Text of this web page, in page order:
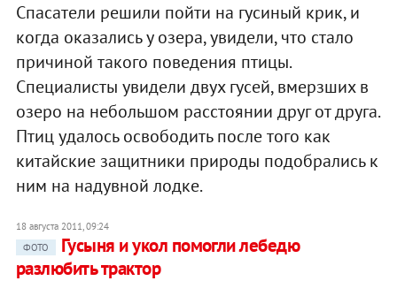
Спасатели решили пойти на гусиный крик, и
когда оказались у озера, увидели, что стало
причиной такого поведения птицы.
Специалисты увидели двух гусей, вмерзших в
озеро на небольшом расстоянии друг от друга.
Птиц удалось освободить после того как
китайские защитники природы подобрались к
ним на надувной лодке.
18 августа 2011, 09:24
ФОТО
Гусыня и укол помогли лебедю
разлюбить трактор